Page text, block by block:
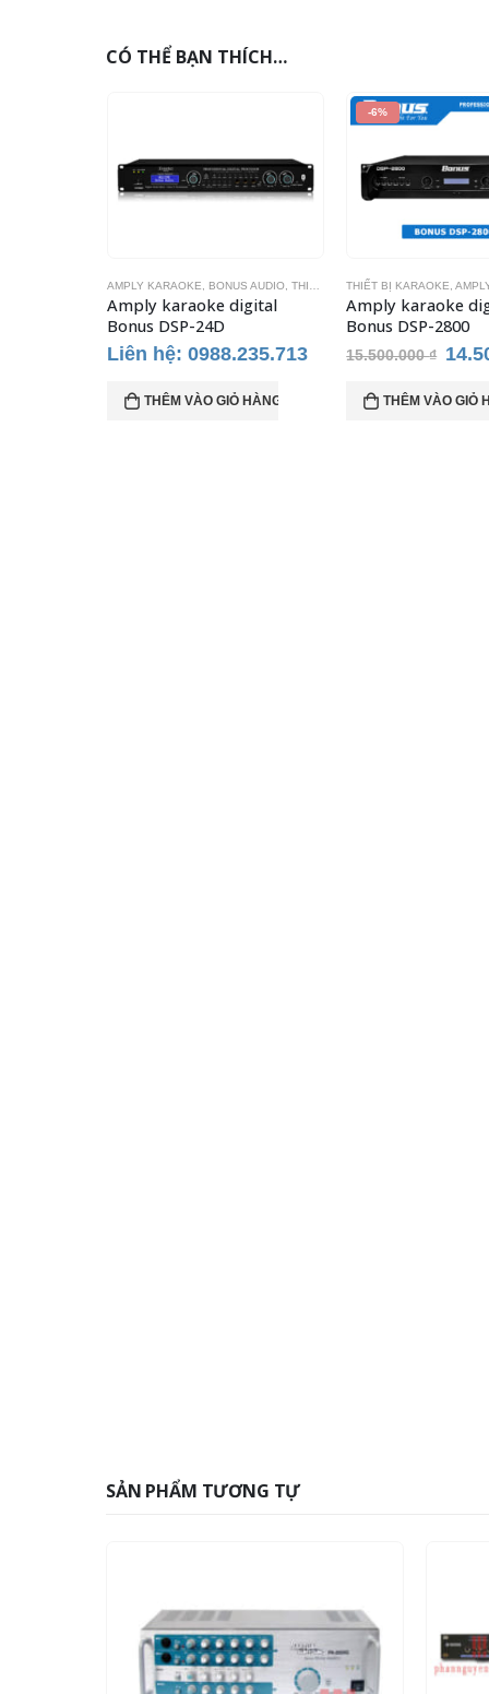
CÓ THỂ BẠN THÍCH…
THIẾT BỊ KARAOKE,AMPLY KARAOKE BONUS AUDIO
Amply karaoke digital
Bonus DSP-2800
15.500.000₫ Giá
là:
15.500.000 ₫.
14.500.000
Giá
THÊM VÀO GIỎ HÀNG
-7%
THIẾT BỊ KARAOKE
Amply karaoke
Bonus DSP-2600
13.500.000₫ Giá
là:
THÊM VÀO GIỎ
SẢN PHẨM TƯƠNG TỰ